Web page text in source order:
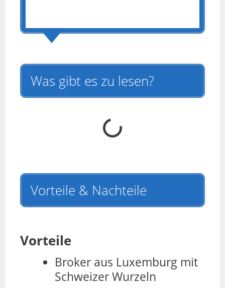
Was gibt es zu lesen?
Vorteile & Nachteile
Vorteile
Broker aus Luxemburg mit
Schweizer Wurzeln